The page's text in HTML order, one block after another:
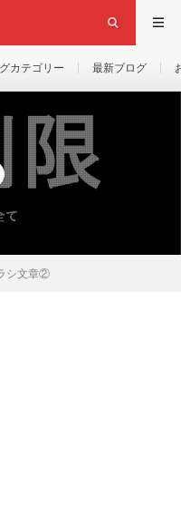
カテゴリー 最新ブログ
シ文章②